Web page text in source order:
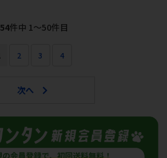
件中 1〜50件目
2 3 4